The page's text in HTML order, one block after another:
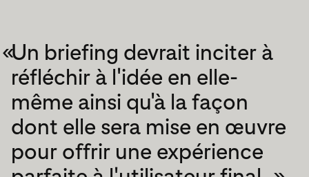
«Un briefing devrait inciter à
réfléchir à l'idée en elle-
même ainsi qu'à la façon
dont elle sera mise en œuvre
pour offrir une expérience